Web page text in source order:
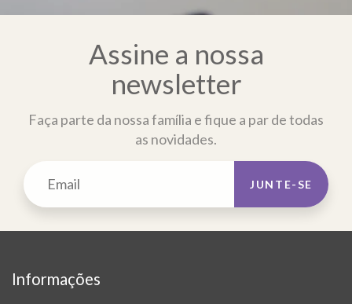
Assine a nossa
newsletter
Faça parte da nossa família e fique a par de todas
as novidades.
JUNTE-SE
Informações